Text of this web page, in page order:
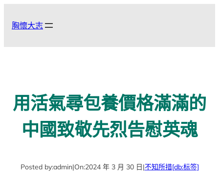
胸懷大志
用活氣尋包養價格滿滿的
中國致敬先烈告慰英魂
Posted by:admin|On:2024 年 3 月 30 日|不知所措[db:标签]